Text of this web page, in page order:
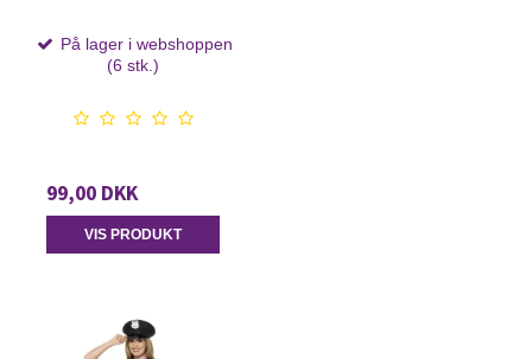
På lager i webshoppen
(6 stk.)
99,00 DKK
VIS PRODUKT